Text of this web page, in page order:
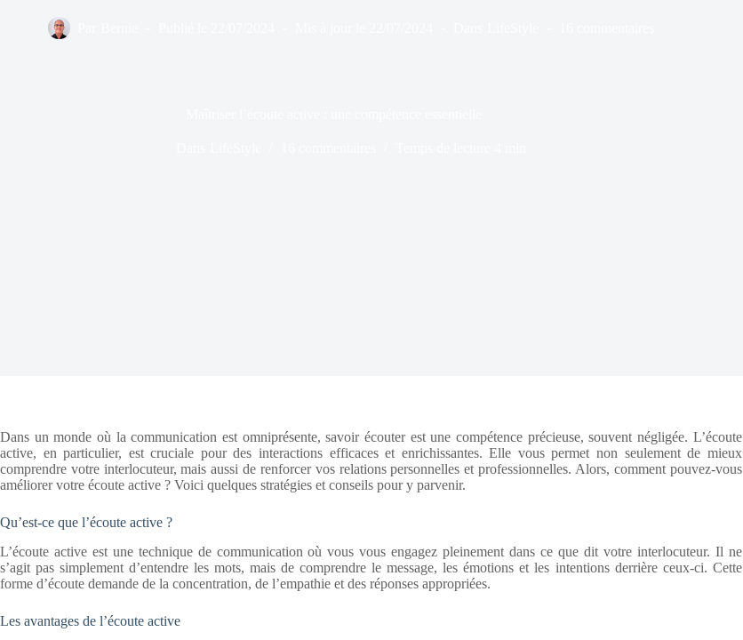
Dans un monde où la communication est omniprésente, savoir écouter est une compétence précieuse, souvent négligée. L’écoute
active, en particulier, est cruciale pour des interactions efficaces et enrichissantes. Elle vous permet non seulement de mieux
comprendre votre interlocuteur, mais aussi de renforcer vos relations personnelles et professionnelles. Alors, comment pouvez-vous
améliorer votre écoute active ? Voici quelques stratégies et conseils pour y parvenir.
Qu’est-ce que l’écoute active ?
L’écoute active est une technique de communication où vous vous engagez pleinement dans ce que dit votre interlocuteur. Il ne
s’agit pas simplement d’entendre les mots, mais de comprendre le message, les émotions et les intentions derrière ceux-ci. Cette
forme d’écoute demande de la concentration, de l’empathie et des réponses appropriées.
Les avantages de l’écoute active